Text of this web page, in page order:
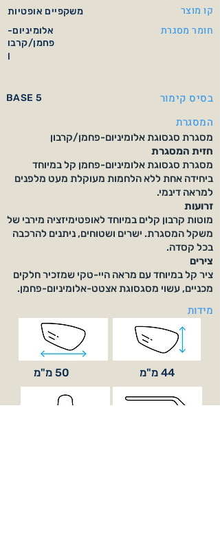
משקפיים אופטיות קו מוצר
אלומיניום-
פחמן/קרבו
ן
חומר מסגרת
בסיס קימור BASE 5
המסגרת
מסגרת סגסוגת אלומיניום-פחמן/קרבון
חזית המסגרת
מסגרת סגסוגת אלומיניום-פחמן קל במיוחד
ביחידה אחת ללא הלחמות מעוקלת מעט מלפנים
למראה דינמי.
זרועות
מוטות קרבון קלים במיוחד לאופטימיזציה מירבי של
משקל המסגרת. ישרים ושטוחים, ניתנים להרכבה
בכל קסדה.
צירים
ציר קל במיוחד עם מראה היי-טקי שמזכיר חלקים
מכניים, עשוי מסגסוגת אצטט-אלומיניום-פחמן.
מידות
50 מ"מ 44 מ"מ